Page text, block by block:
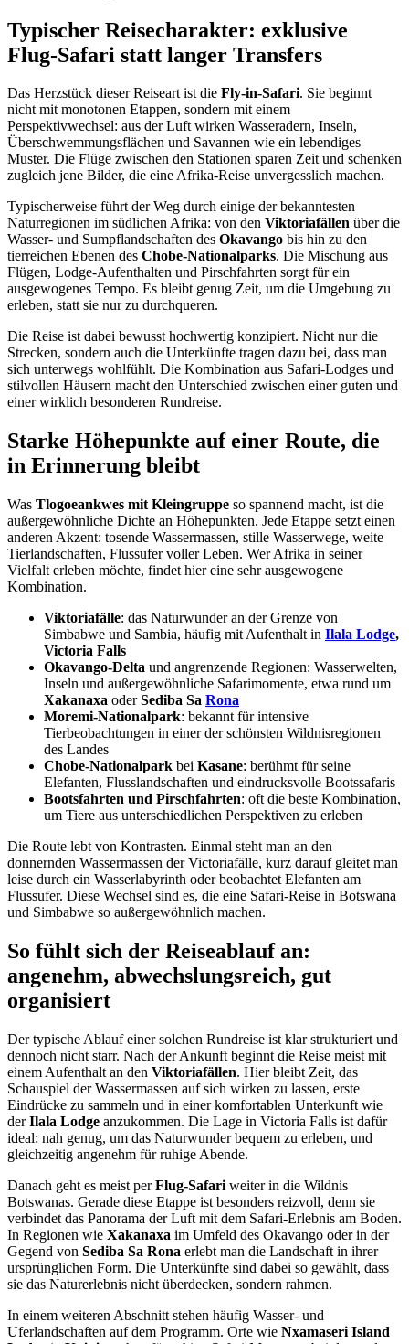
Typischer Reisecharakter: exklusive
Flug-Safari statt langer Transfers
Das Herzstück dieser Reiseart ist die Fly-in-Safari. Sie beginnt
nicht mit monotonen Etappen, sondern mit einem
Perspektivwechsel: aus der Luft wirken Wasseradern, Inseln,
Überschwemmungsflächen und Savannen wie ein lebendiges
Muster. Die Flüge zwischen den Stationen sparen Zeit und schenken
zugleich jene Bilder, die eine Afrika-Reise unvergesslich machen.
Typischerweise führt der Weg durch einige der bekanntesten
Naturregionen im südlichen Afrika: von den Viktoriafällen über die
Wasser- und Sumpflandschaften des Okavango bis hin zu den
tierreichen Ebenen des Chobe-Nationalparks. Die Mischung aus
Flügen, Lodge-Aufenthalten und Pirschfahrten sorgt für ein
ausgewogenes Tempo. Es bleibt genug Zeit, um die Umgebung zu
erleben, statt sie nur zu durchqueren.
Die Reise ist dabei bewusst hochwertig konzipiert. Nicht nur die
Strecken, sondern auch die Unterkünfte tragen dazu bei, dass man
sich unterwegs wohlfühlt. Die Kombination aus Safari-Lodges und
stilvollen Häusern macht den Unterschied zwischen einer guten und
einer wirklich besonderen Rundreise.
Starke Höhepunkte auf einer Route, die
in Erinnerung bleibt
Was Tlogoeankwes mit Kleingruppe so spannend macht, ist die
außergewöhnliche Dichte an Höhepunkten. Jede Etappe setzt einen
anderen Akzent: tosende Wassermassen, stille Wasserwege, weite
Tierlandschaften, Flussufer voller Leben. Wer Afrika in seiner
Vielfalt erleben möchte, findet hier eine sehr ausgewogene
Kombination.
Viktoriafälle: das Naturwunder an der Grenze von
Simbabwe und Sambia, häufig mit Aufenthalt in Ilala Lodge,
Victoria Falls
Okavango-Delta und angrenzende Regionen: Wasserwelten,
Inseln und außergewöhnliche Safarimomente, etwa rund um
Xakanaxa oderSediba Sa Rona
Moremi-Nationalpark: bekannt für intensive
Tierbeobachtungen in einer der schönsten Wildnisregionen
des Landes
Chobe-Nationalpark bei Kasane: berühmt für seine
Elefanten, Flusslandschaften und eindrucksvolle Bootssafaris
Bootsfahrten und Pirschfahrten: oft die beste Kombination,
um Tiere aus unterschiedlichen Perspektiven zu erleben
Die Route lebt von Kontrasten. Einmal steht man an den
donnernden Wassermassen der Victoriafälle, kurz darauf gleitet man
leise durch ein Wasserlabyrinth oder beobachtet Elefanten am
Flussufer. Diese Wechsel sind es, die eine Safari-Reise in Botswana
und Simbabwe so außergewöhnlich machen.
So fühlt sich der Reiseablauf an:
angenehm, abwechslungsreich, gut
organisiert
Der typische Ablauf einer solchen Rundreise ist klar strukturiert und
dennoch nicht starr. Nach der Ankunft beginnt die Reise meist mit
einem Aufenthalt an den Viktoriafällen. Hier bleibt Zeit, das
Schauspiel der Wassermassen auf sich wirken zu lassen, erste
Eindrücke zu sammeln und in einer komfortablen Unterkunft wie
derIlala Lodge anzukommen. Die Lage in Victoria Falls ist dafür
ideal: nah genug, um das Naturwunder bequem zu erleben, und
gleichzeitig angenehm für ruhige Abende.
Danach geht es meist perFlug-Safari weiter in die Wildnis
Botswanas. Gerade diese Etappe ist besonders reizvoll, denn sie
verbindet das Panorama der Luft mit dem Safari-Erlebnis am Boden.
In Regionen wie Xakanaxa im Umfeld des Okavango oder in der
Gegend von Sediba Sa Rona erlebt man die Landschaft in ihrer
ursprünglichen Form. Die Unterkünfte sind dabei so gewählt, dass
sie das Naturerlebnis nicht überdecken, sondern rahmen.
In einem weiteren Abschnitt stehen häufig Wasser- und
Uferlandschaften auf dem Programm. Orte wie Nxamaseri Island